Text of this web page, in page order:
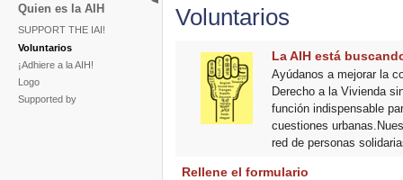
Quien es la AIH
SUPPORT THE IAI!
Voluntarios
¡Adhiere a la AIH!
Logo
Supported by
Voluntarios
La AIH está
Ayúdanos a mejorar la
Derecho a la Vivienda
función indispensable
cuestiones
red de personas
Rellene el formulario